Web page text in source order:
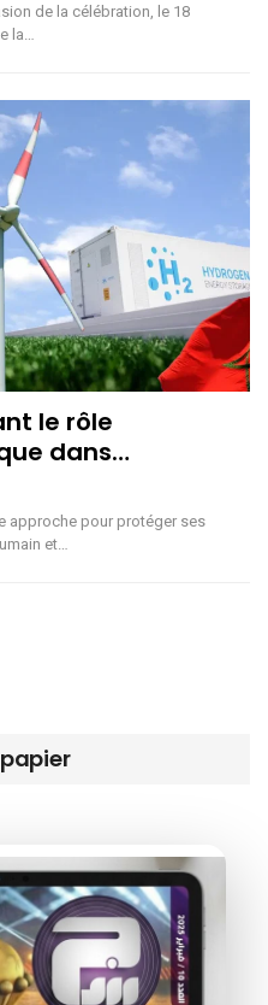
de la célébration, le 18
la…
le rôle
dans…
approche pour protéger ses
et…